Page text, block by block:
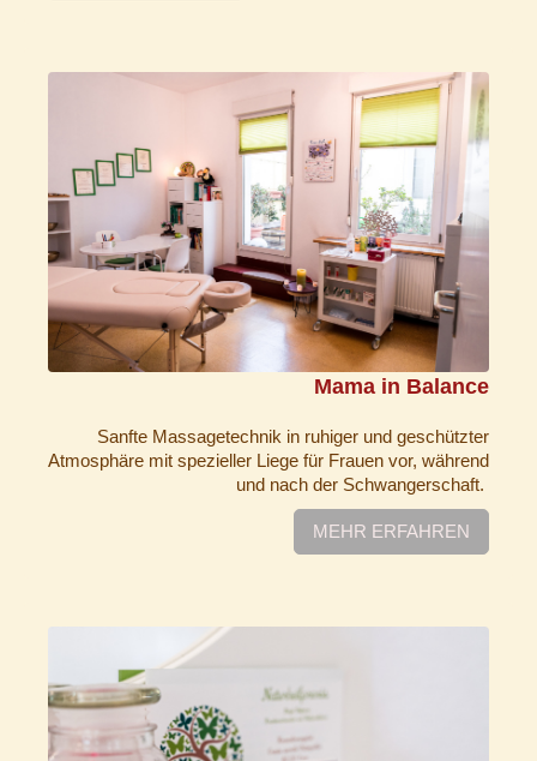
Mama in Balance
Sanfte Massagetechnik in ruhiger und geschützter
Atmosphäre mit spezieller Liege für Frauen vor, während
und nach der Schwangerschaft.
MEHR ERFAHREN